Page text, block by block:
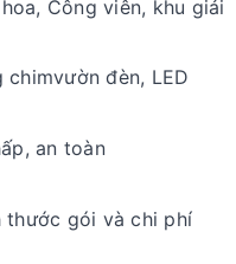
Công viên, khu giải
chimvườn đèn, LED
an toàn
thước gói và chi phí